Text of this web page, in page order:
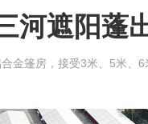
河遮阳蓬
金篷房，接受3米、5米